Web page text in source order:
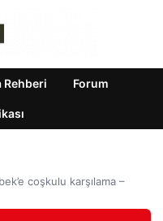
Rehberi Forum
coşkulu karşılama –